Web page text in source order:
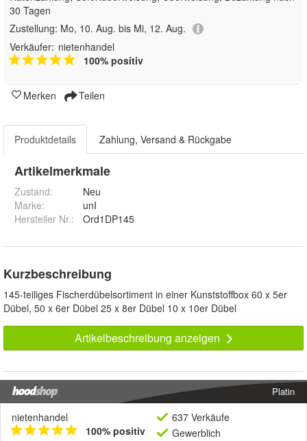
30 Tagen
Zustellung: Mo, 10. Aug. bis Mi, 12. Aug.
Verkäufer: nietenhandel
100% positiv
Merken Teilen
Produktdetails Zahlung, Versand & Rückgabe
Artikelmerkmale
Zustand:
Neu
Marke:
unI
Hersteller Nr.:
Ord1DP145
Kurzbeschreibung
145-teiliges Fischerdübelsortiment in einer Kunststoffbox 60 x 5er
Dübel, 50 x 6er Dübel 25 x 8er Dübel 10 x 10er Dübel
Artikelbeschreibung anzeigen
Platin
nietenhandel
100% positiv
637 Verkäufe
Gewerblich